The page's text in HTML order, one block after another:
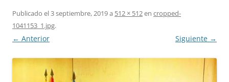
Publicado el3 septiembre, 2019a 512 × 512en cropped-
1041153_1.jpg.
← Anterior Siguiente →